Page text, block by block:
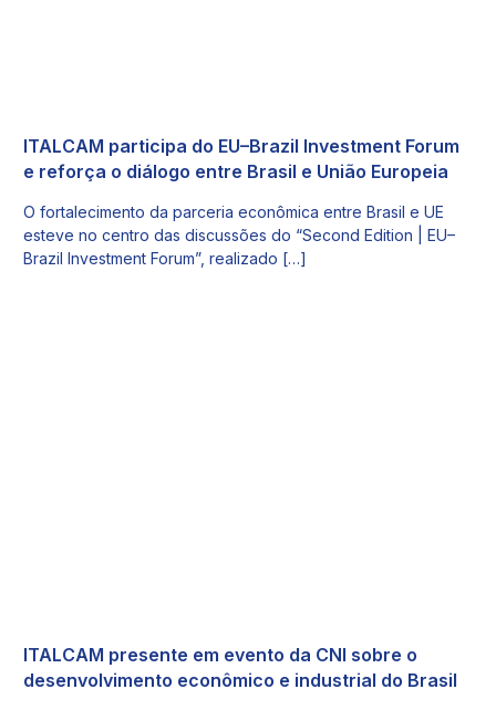
ITALCAM participa do EU–Brazil Investment Forum
e reforça o diálogo entre Brasil e União Europeia
O fortalecimento da parceria econômica entre Brasil e UE
esteve no centro das discussões do “Second Edition | EU–
Brazil Investment Forum”, realizado […]
ITALCAM presente em evento da CNI sobre o
desenvolvimento econômico e industrial do Brasil